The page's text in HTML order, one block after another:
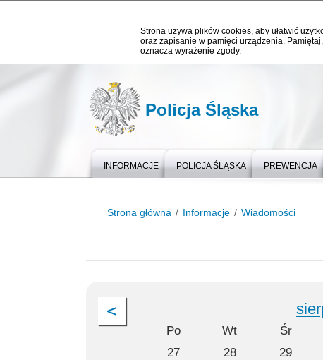
Strona używa plików cookies, aby ułatwić
oraz zapisanie w pamięci urządzenia.
oznacza wyrażenie zgody.
Policja Śląska
INFORMACJE POLICJA ŚLĄSKA PREWENCJA
Strona główna Informacje Wiadomości
Po Wt Śr
27
28 29